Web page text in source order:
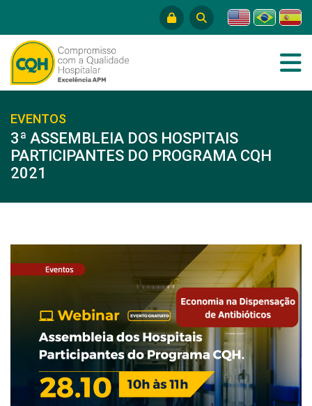
EVENTOS
3ª ASSEMBLEIA DOS HOSPITAIS
PARTICIPANTES DO PROGRAMA CQH
2021